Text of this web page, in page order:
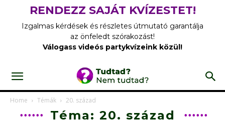
RENDEZZ SAJÁT KVÍZESTET!
Izgalmas kérdések és részletes útmutató garantálja
az önfeledt szórakozást!
Válogass videós partykvízeink közül!
Home Témák 20. század
Téma: 20. század